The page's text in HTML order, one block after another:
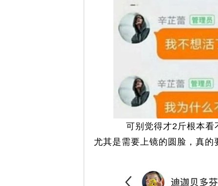
可别觉得才2斤根本看
尤其是需要上镜的圆脸，真